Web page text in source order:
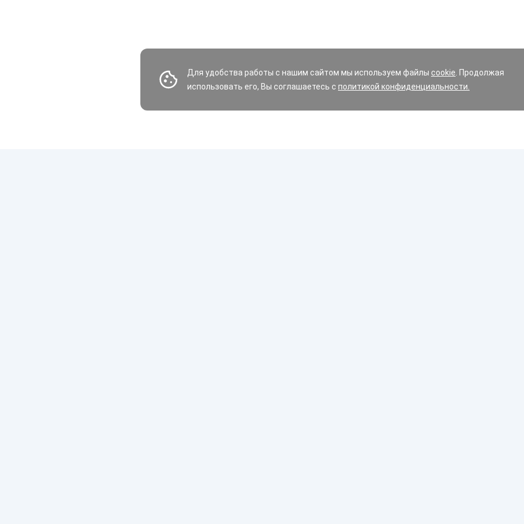
Для удобства работы с нашим сайтом мы используем файлы cookie . Продолжая
использовать его, Вы соглашаетесь с политикой конфиденциальности.